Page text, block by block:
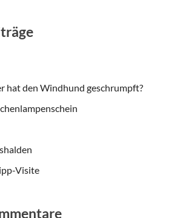
hat den Windhund geschrumpft?
Visite